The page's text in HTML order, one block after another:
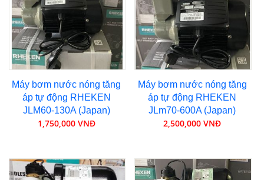
Máy bơm nước nóng tăng
áp tự động RHEKEN
JLM60-130A (Japan)
1,750,000 VNĐ
Máy bơm nước nóng tăng
áp tự động RHEKEN
JLm70-600A (Japan)
2,500,000 VNĐ